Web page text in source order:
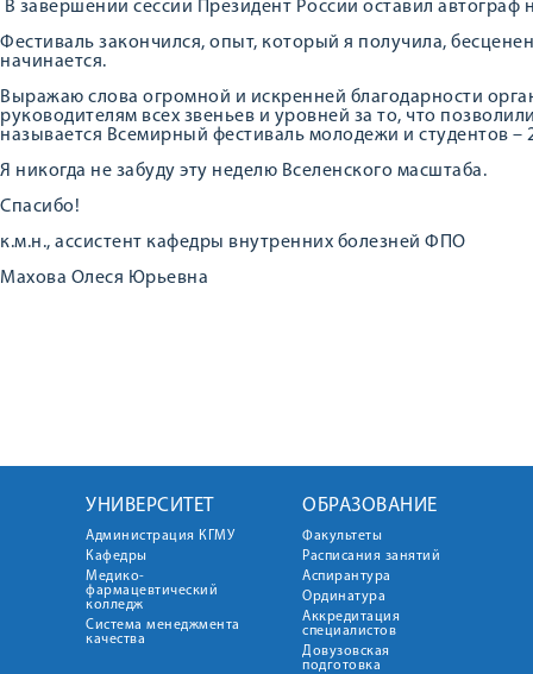
В завершении сессии Президент России оставил автограф
Фестиваль закончился, опыт, который я получила,
начинается.
Выражаю слова огромной и искренней благодарности
руководителям всех звеньев и уровней за то, что
называется Всемирный фестиваль молодежи и студентов –
Я никогда не забуду эту неделю Вселенского масштаба.
Спасибо!
к.м.н., ассистент кафедры внутренних болезней ФПО
Махова Олеся Юрьевна
УНИВЕРСИТЕТ
Администрация КГМУ
Кафедры
Медико-
фармацевтический
колледж
Система менеджмента
качества
ОБРАЗОВАНИЕ
Факультеты
Расписания занятий
Аспирантура
Ординатура
Аккредитация
специалистов
Довузовская
подготовка